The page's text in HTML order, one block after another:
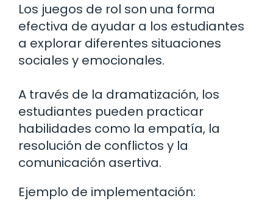
Los juegos de rol son una forma
efectiva de ayudar a los estudiantes
a explorar diferentes situaciones
sociales y emocionales.
A través de la dramatización, los
estudiantes pueden practicar
habilidades como la empatía, la
resolución de conflictos y la
comunicación asertiva.
Ejemplo de implementación: